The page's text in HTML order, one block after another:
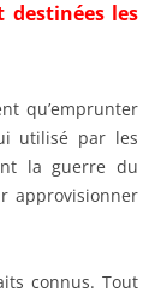
les
qu’emprunter
utilisé par les
la guerre du
approvisionner
connus. Tout